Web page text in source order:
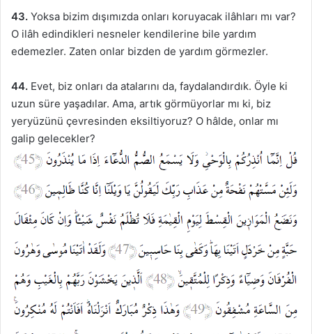
43. Yoksa bizim dışımızda onları koruyacak ilâhları mı var?
O ilâh edindikleri nesneler kendilerine bile yardım
edemezler. Zaten onlar bizden de yardım görmezler.
44. Evet, biz onları da atalarını da, faydalandırdık. Öyle ki
uzun süre yaşadılar. Ama, artık görmüyorlar mı ki, biz
yeryüzünü çevresinden eksiltiyoruz? O hâlde, onlar mı
galip gelecekler?